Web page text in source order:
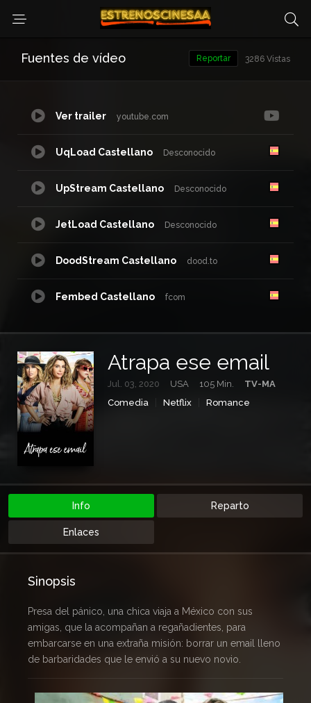
Fuentes de vídeo 3286 Vistas
Reportar
Ver trailer youtube.com
UqLoad Castellano Desconocido
UpStream Castellano Desconocido
JetLoad Castellano Desconocido
DoodStream Castellano dood.to
Fembed Castellano fcom
Atrapa ese email
Jul. 03, 2020 USA 105 Min.
TV-MA
Comedia
Netflix Romance
Info Reparto
Enlaces
Sinopsis
Presa del pánico, una chica viaja a México con sus
amigas, que la acompañan a regañadientes, para
embarcarse en una extraña misión: borrar un email lleno
de barbaridades que le envió a su nuevo novio.